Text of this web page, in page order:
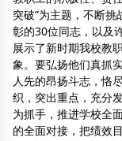
突破”为主题，不断
彰的30位同志，以及
展示了新时期我校教
象。要弘扬他们真抓
人先的昂扬斗志，恪
织，突出重点，充分
为抓手，推进学校全
的全面对接，把绩效